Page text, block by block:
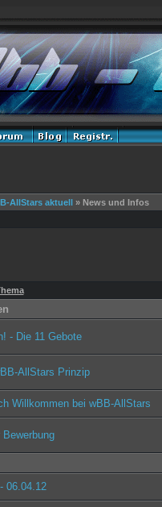
AllStars aktuell » News und Infos
- Die 11 Gebote
AllStars Prinzip
Willkommen bei wBB-AllStars
Bewerbung
06.04.12